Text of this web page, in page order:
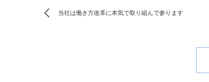
当社は働き方改革に本気で取り組んで参ります